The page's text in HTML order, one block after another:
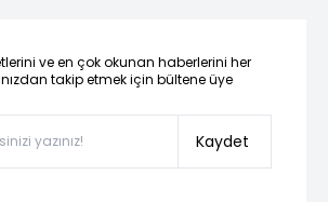
ve en çok okunan haberlerini her
takip etmek için bültene üye
Kaydet